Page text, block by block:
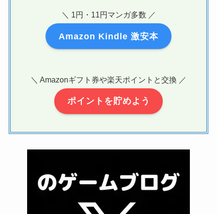
＼ 1円・11円マンガ多数 ／
Amazon Kindle 激安本
＼ Amazonギフト券や楽天ポイントと交換 ／
ポイントを貯めよう